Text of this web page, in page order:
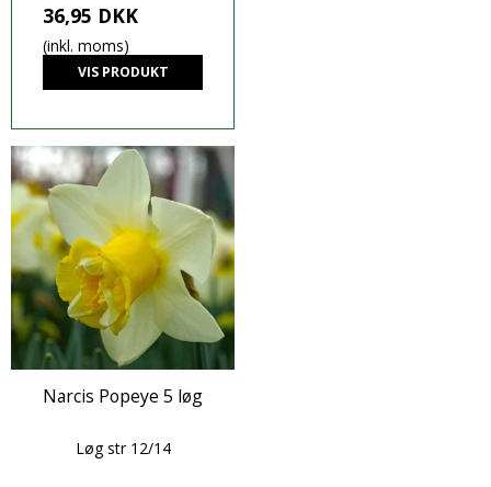
36,95 DKK
(inkl. moms)
VIS PRODUKT
Narcis Popeye 5 løg
Løg str 12/14